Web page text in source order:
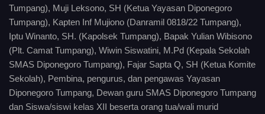
Tumpang), Muji Leksono, SH (Ketua Yayasan Diponegoro
Tumpang), Kapten Inf Mujiono (Danramil 0818/22 Tumpang),
Iptu Winanto, SH. (Kapolsek Tumpang), Bapak Yulian Wibisono
(Plt. Camat Tumpang), Wiwin Siswatini, M.Pd (Kepala Sekolah
SMAS Diponegoro Tumpang), Fajar Sapta Q, SH (Ketua Komite
Sekolah), Pembina, pengurus, dan pengawas Yayasan
Diponegoro Tumpang, Dewan guru SMAS Diponegoro Tumpang
dan Siswa/siswi kelas XII beserta orang tua/wali murid